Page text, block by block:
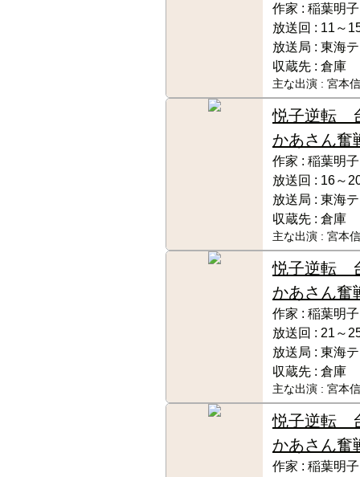
作家 : 稲葉明子
放送回 : 11～
放送局 : 東海
収蔵先 : 倉庫
主な出演 : 宮本
悦子逆転
かあさん奮
作家 : 稲葉明子
放送回 : 16～
放送局 : 東海
収蔵先 : 倉庫
主な出演 : 宮本
悦子逆転
かあさん奮
作家 : 稲葉明子
放送回 : 21～
放送局 : 東海
収蔵先 : 倉庫
主な出演 : 宮本
悦子逆転
かあさん奮
作家 : 稲葉明子